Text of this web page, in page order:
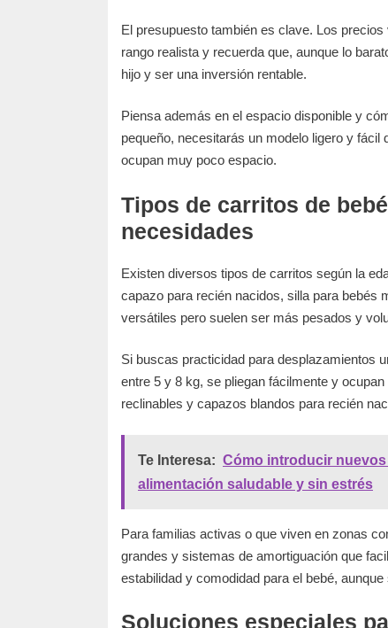
El presupuesto también es clave. Los
rango realista y recuerda que, aunque lo
hijo y ser una inversión rentable.
Piensa además en el espacio disponible y
pequeño, necesitarás un modelo ligero y
ocupan muy poco espacio.
Tipos de carritos de
necesidades
Existen diversos tipos de carritos según la
capazo para recién nacidos, silla para bebés
versátiles pero suelen ser más pesados y
Si buscas practicidad para desplazamientos
entre 5 y 8 kg, se pliegan fácilmente y
reclinables y capazos blandos para recién
Te Interesa: Cómo introducir
alimentación saludable y sin estrés
Para familias activas o que viven en zonas
grandes y sistemas de amortiguación que
estabilidad y comodidad para el bebé,
Soluciones especiales